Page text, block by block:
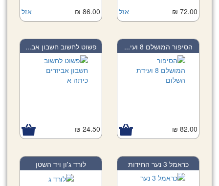
אזל 72.00 ₪ אזל 86.00 ₪
הסיפור המושלם 8 ועי...
82.00 ₪
פשוט לחשוב חשבון אב...
24.50 ₪
כראמל 3 נער החידות לורד ג'ון ויד השטן